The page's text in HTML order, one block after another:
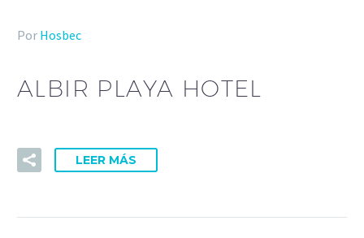
Por Hosbec
ALBIR PLAYA HOTEL
LEER MÁS